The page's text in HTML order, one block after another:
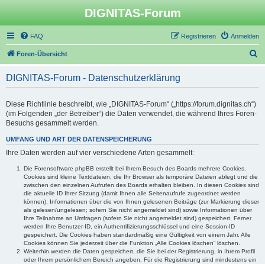
DIGNITAS-Forum
FAQ Anmelden
Registrieren
Foren-Übersicht
DIGNITAS-Forum - Datenschutzerklärung
Diese Richtlinie beschreibt, wie „DIGNITAS-Forum“ („https://forum.dignitas.ch“)
(im Folgenden „der Betreiber“) die Daten verwendet, die während Ihres Foren-
Besuchs gesammelt werden.
UMFANG UND ART DER DATENSPEICHERUNG
Ihre Daten werden auf vier verschiedene Arten gesammelt:
Die Forensoftware phpBB erstellt bei Ihrem Besuch des Boards mehrere Cookies.
Cookies sind kleine Textdateien, die Ihr Browser als temporäre Dateien ablegt und die
zwischen den einzelnen Aufrufen des Boards erhalten bleiben. In diesen Cookies sind
die aktuelle ID Ihrer Sitzung (damit Ihnen alle Seitenaufrufe zugeordnet werden
können), Informationen über die von Ihnen gelesenen Beiträge (zur Markierung dieser
als gelesen/ungelesen; sofern Sie nicht angemeldet sind) sowie Informationen über
Ihre Teilnahme an Umfragen (sofern Sie nicht angemeldet sind) gespeichert. Ferner
werden Ihre Benutzer-ID, ein Authentifizierungsschlüssel und eine Session-ID
gespeichert. Die Cookies haben standardmäßig eine Gültigkeit von einem Jahr. Alle
Cookies können Sie jederzeit über die Funktion „Alle Cookies löschen“ löschen.
Weiterhin werden die Daten gespeichert, die Sie bei der Registrierung, in Ihrem Profil
oder Ihrem persönlichem Bereich angeben. Für die Registrierung sind mindestens ein